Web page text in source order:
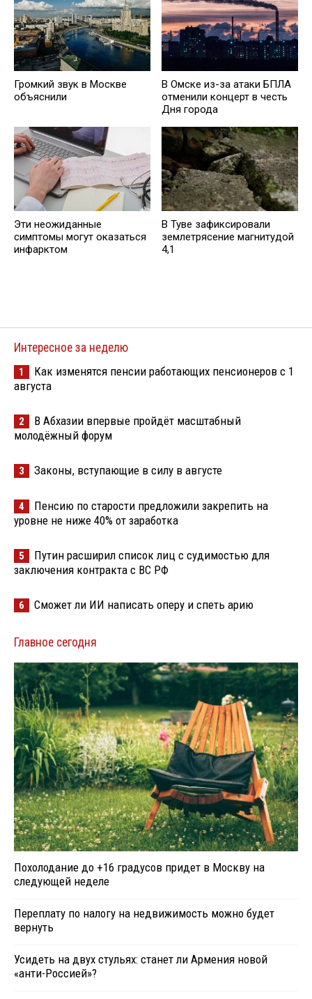
Громкий звук в Москве
объяснили
В Омске из-за атаки БПЛА
отменили концерт в честь
Дня города
Эти неожиданные
симптомы могут оказаться
инфарктом
В Туве зафиксировали
землетрясение магнитудой
4,1
Интересное за неделю
1
Как изменятся пенсии работающих пенсионеров с 1
августа
2
В Абхазии впервые пройдёт масштабный
молодёжный форум
3 Законы, вступающие в силу в августе
4
Пенсию по старости предложили закрепить на
уровне не ниже 40% от заработка
5
Путин расширил список лиц с судимостью для
заключения контракта с ВС РФ
6 Сможет ли ИИ написать оперу и спеть арию
Главное сегодня
Похолодание до +16 градусов придет в Москву на
следующей неделе
Переплату по налогу на недвижимость можно будет
вернуть
Усидеть на двух стульях: станет ли Армения новой
«анти-Россией»?